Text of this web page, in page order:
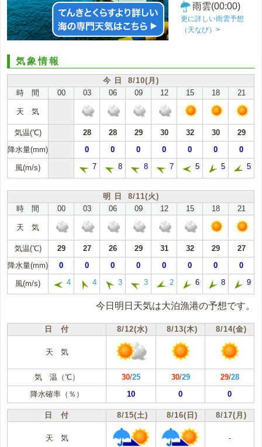
雨雲(00:00)
更に詳しい雨雲予想
（天なび）>
気象情報
今 日 8/10(月)
時 間
00 03 06 09 12 15 18 21
天 気
気温(℃) 28 28 29 30 32 30
29
降水量(mm)
0 0 0 0 0 0 0
風(m/s) 7 8 8 7 5 5 5
明 日 8/11(火)
時 間
00 03 06 09 12 15 18 21
天 気
気温(℃) 29 27 26 29 31 32 29
27
降水量(mm)
0 0 0 0 0 0 0 0
風(m/s) 4 4 3 3 2 6 8 9
今日明日天気は大泊漁港の予想です。
日 付 8/12(水) 8/13(木) 8/14(金)
天 気
気 温（℃） 30/25 30/29 29/28
降水確率（％）
10 0 0
日 付 8/15(土) 8/16(日) 8/17(月)
天 気 -